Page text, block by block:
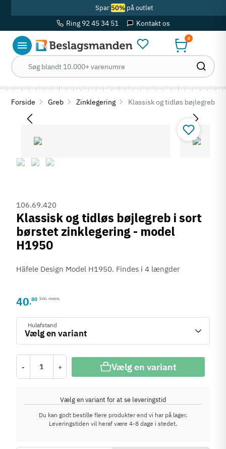
Spar 50%på outlet
Ring 92 45 34 51 Kontakt os
0
Forside Greb Zinklegering Klassisk og tidløs bøjlegreb i
106.69.420
Klassisk og tidløs bøjlegreb i sort
børstet zinklegering - model
H1950
Häfele Design Model H1950. Findes i 4 længder
40,80 Inkl. moms
Hulafstand
- + Vælg en variant
Vælg en variant for at se leveringstid
Du kan godt bestille flere produkter end vi har på lager.
Leveringstiden vil heraf være 4-8 dage i stedet.